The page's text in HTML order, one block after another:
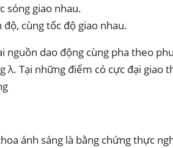
sóng giao nhau.
độ, cùng tốc độ giao nhau.
nguồn dao động cùng pha theo
λ. Tại những điểm có cực đại giao
ánh sáng là bằng chứng thực